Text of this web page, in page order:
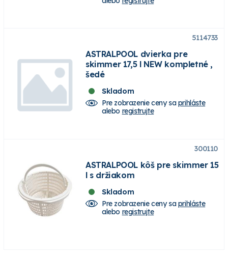
5114733
ASTRALPOOL dvierka pre
skimmer 17,5 l NEW kompletné ,
šedé
Skladom
Pre zobrazenie ceny saprihláste
alebo registrujte
300110
ASTRALPOOL kôš pre skimmer 15
l s držiakom
Skladom
Pre zobrazenie ceny saprihláste
alebo registrujte